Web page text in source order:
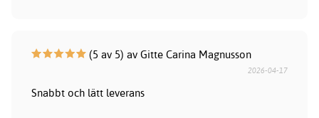
(5 av 5) av Gitte Carina Magnusson
2026-04-17
Snabbt och lätt leverans